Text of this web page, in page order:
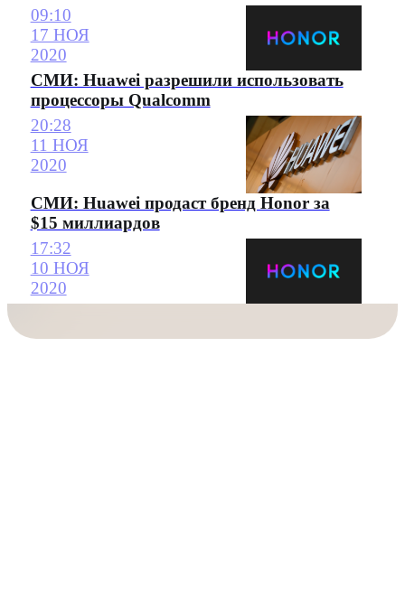
09:10
17 НОЯ
2020
СМИ: Huawei разрешили использовать
процессоры Qualcomm
20:28
11 НОЯ
2020
СМИ: Huawei продаст бренд Honor за
$15 миллиардов
17:32
10 НОЯ
2020